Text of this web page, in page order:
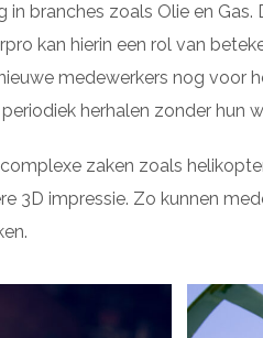
branches zoals Olie en
kan hierin een rol van
medewerkers nog voor
herhalen zonder hun
complexe zaken zoals
3D impressie. Zo kunnen